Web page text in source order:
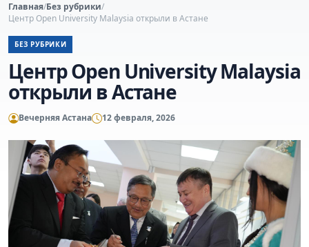
Главная/Без рубрики/
Центр Open University Malaysia открыли в Астане
БЕЗ РУБРИКИ
Центр Open University Malaysia
открыли в Астане
Вечерняя Астана 12 февраля, 2026